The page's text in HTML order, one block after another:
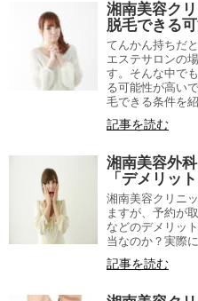
湘南美容ク
脱毛できる
てんかん持ちだ
エステサロンの
す。そんな中で
る可能性が高い
毛できる条件を紹
記事を読む
湘南美容外
「デメリッ
湘南美容クリニ
ますが、予約が
などのデメリッ
当なのか？実際
記事を読む